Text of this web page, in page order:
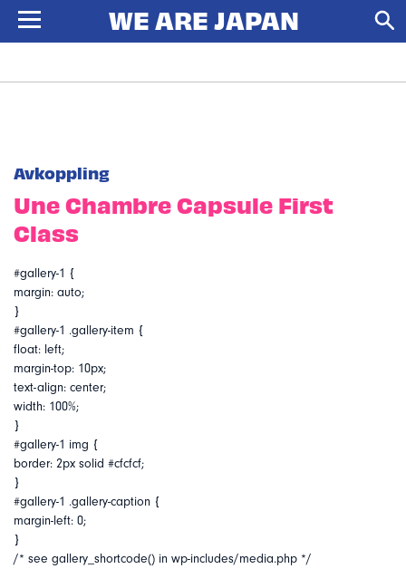
Avkoppling
Une Chambre Capsule First
Class
#gallery-1 {
margin: auto;
}
#gallery-1 .gallery-item {
float: left;
margin-top: 10px;
text-align: center;
width: 100%;
}
#gallery-1 img {
border: 2px solid #cfcfcf;
}
#gallery-1 .gallery-caption {
margin-left: 0;
}
/* see gallery_shortcode() in wp-includes/media.php */